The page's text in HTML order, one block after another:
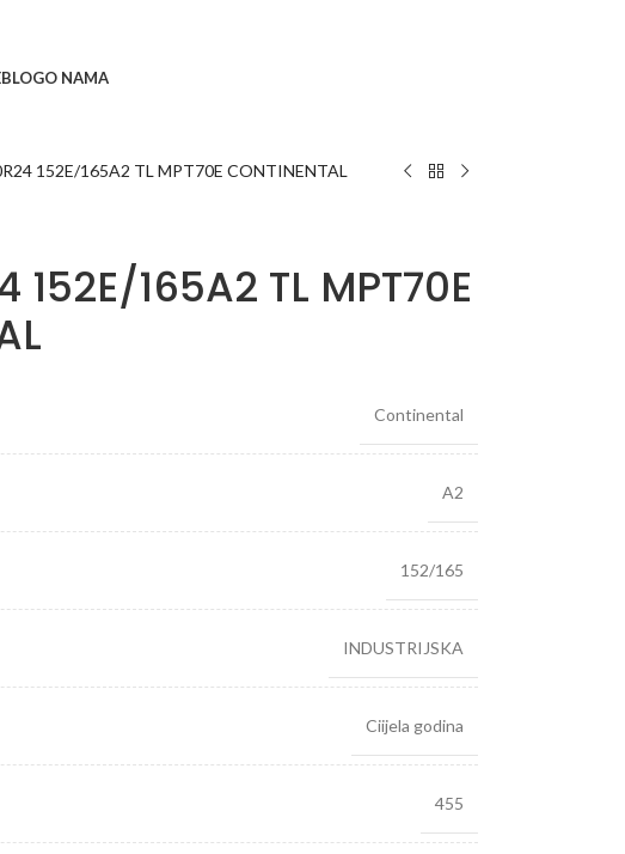
BLOGO NAMA
152E/165A2 TL MPT70E CONTINENTAL
165A2 TL MPT70E
Continental
A2
152/165
INDUSTRIJSKA
Ciijela godina
455